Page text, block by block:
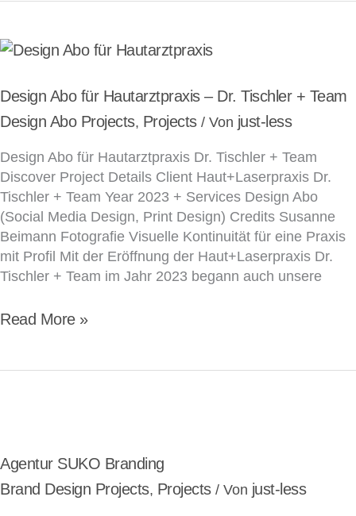
Design Abo für Hautarztpraxis – Dr. Tischler + Team
Design Abo Projects, Projects/ Von just-less
Design Abo für Hautarztpraxis Dr. Tischler + Team
Discover Project Details Client Haut+Laserpraxis Dr.
Tischler + Team Year 2023 + Services Design Abo
(Social Media Design, Print Design) Credits Susanne
Beimann Fotografie Visuelle Kontinuität für eine Praxis
mit Profil Mit der Eröffnung der Haut+Laserpraxis Dr.
Tischler + Team im Jahr 2023 begann auch unsere
Design
für
Hautarztpraxis
Dr.
Tischler
+
Team
Read More »
Agentur SUKO Branding
Brand Design Projects, Projects/ Von just-less
Branding